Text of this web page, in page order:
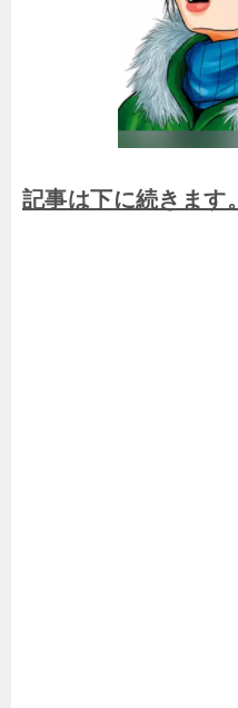
記事は下に続きます。